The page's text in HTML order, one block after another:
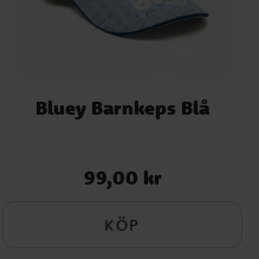
Bluey Barnkeps Blå
Pris:99,00 kr
99,00 kr
KÖP